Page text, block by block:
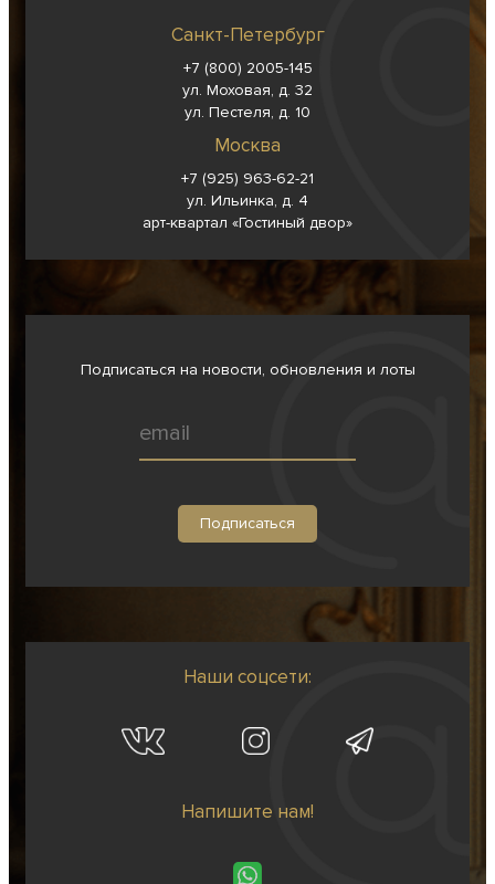
Санкт-Петербург
+7 (800) 2005-145
ул. Моховая, д. 32
ул. Пестеля, д. 10
Москва
+7 (925) 963-62-21
ул. Ильинка, д. 4
арт-квартал «Гостиный двор»
Подписаться на новости, обновления и лоты
Наши соцсети:
Напишите нам!